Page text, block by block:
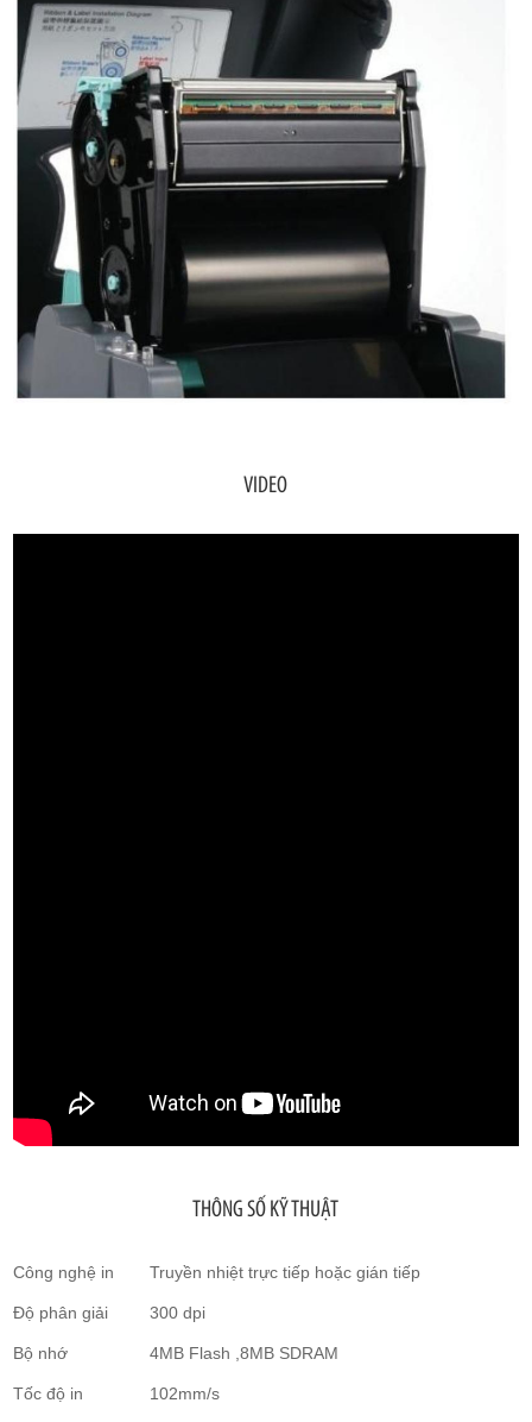
VIDEO
THÔNG SỐ KỸ THUẬT
Công nghệ in Truyền nhiệt trực tiếp hoặc gián tiếp
Độ phân giải 300 dpi
Bộ nhớ 4MB Flash ,8MB SDRAM
Tốc độ in 102mm/s